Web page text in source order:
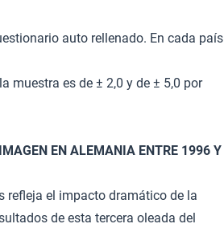
auto rellenado. En cada país
muestra es de ± 2,0 y de ± 5,0 por
EN ALEMANIA ENTRE 1996 Y
refleja el impacto dramático de la
de esta tercera oleada del